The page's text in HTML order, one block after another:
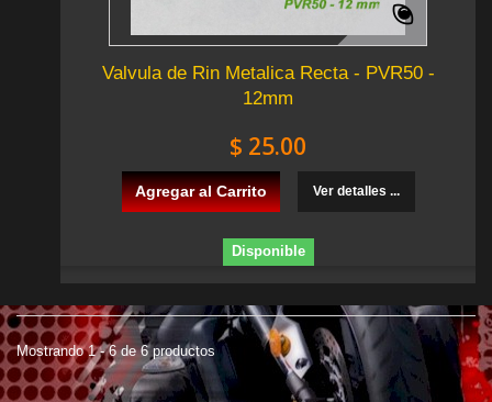
Valvula de Rin Metalica Recta - PVR50 -
12mm
$ 25.00
Agregar al Carrito Ver detalles ...
Disponible
Mostrando 1 - 6 de 6 productos